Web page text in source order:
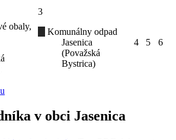
obaly,
3
Komunálny odpad
Jasenica
(Považská
Bystrica)
4 5 6
v obci Jasenica